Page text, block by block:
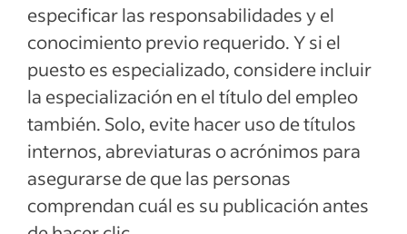
especificar las responsabilidades y el
conocimiento previo requerido. Y si el
puesto es especializado, considere incluir
la especialización en el título del empleo
también. Solo, evite hacer uso de títulos
internos, abreviaturas o acrónimos para
asegurarse de que las personas
comprendan cuál es su publicación antes